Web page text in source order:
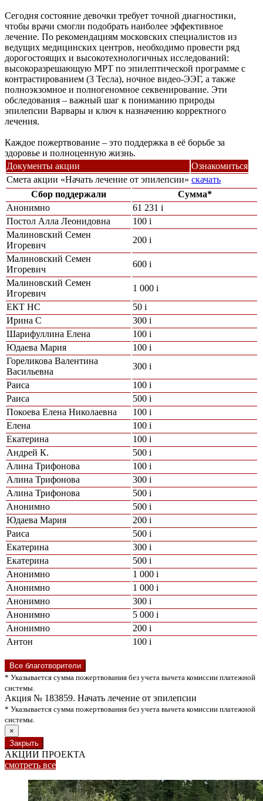
Сегодня состояние девочки требует точной диагностики,
чтобы врачи смогли подобрать наиболее эффективное
лечение. По рекомендациям московских специалистов из
ведущих медицинских центров, необходимо провести ряд
дорогостоящих и высокотехнологичных исследований:
высокоразрешающую МРТ по эпилептической программе с
контрастированием (3 Тесла), ночное видео-ЭЭГ, а также
полноэкзомное и полногеномное секвенирование. Эти
обследования – важный шаг к пониманию природы
эпилепсии Варвары и ключ к назначению корректного
лечения.
Каждое пожертвование – это поддержка в её борьбе за
здоровье и полноценную жизнь.
Документы акции
Ознакомиться
Смета акции «Начать лечение от эпилепсии» скачать
Сбор поддержали
Сумма*
Анонимно
61 231 i
Постол Алла Леонидовна
100 i
Малиновский Семен
Игоревич
200 i
Малиновский Семен
Игоревич
600 i
Малиновский Семен
Игоревич
1 000 i
ЕКТ НС
50 i
Ирина С
300 i
Шарифуллина Елена
100 i
Юдаева Мария
100 i
Гореликова Валентина
Васильевна
300 i
Раиса
100 i
Раиса
500 i
Покоева Елена Николаевна
100 i
Елена
100 i
Екатерина
100 i
Андрей К.
500 i
Алина Трифонова
100 i
Алина Трифонова
300 i
Алина Трифонова
500 i
Анонимно
500 i
Юдаева Мария
200 i
Раиса
500 i
Екатерина
300 i
Екатерина
500 i
Анонимно
1 000 i
Анонимно
1 000 i
Анонимно
300 i
Анонимно
5 000 i
Анонимно
200 i
Антон
100 i
Все благотворители
* Указывается сумма пожертвования без учета вычета комиссии платежной
системы.
Акция № 183859. Начать лечение от эпилепсии
* Указывается сумма пожертвования без учета вычета комиссии платежной
системы.
×
Закрыть
АКЦИИ ПРОЕКТА
смотреть все